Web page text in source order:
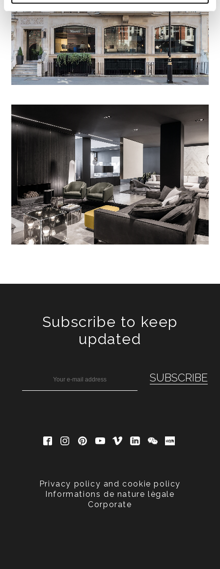
Subscribe to keep
updated
Privacy policy and cookie policy
Informations de nature lègale
Corporate